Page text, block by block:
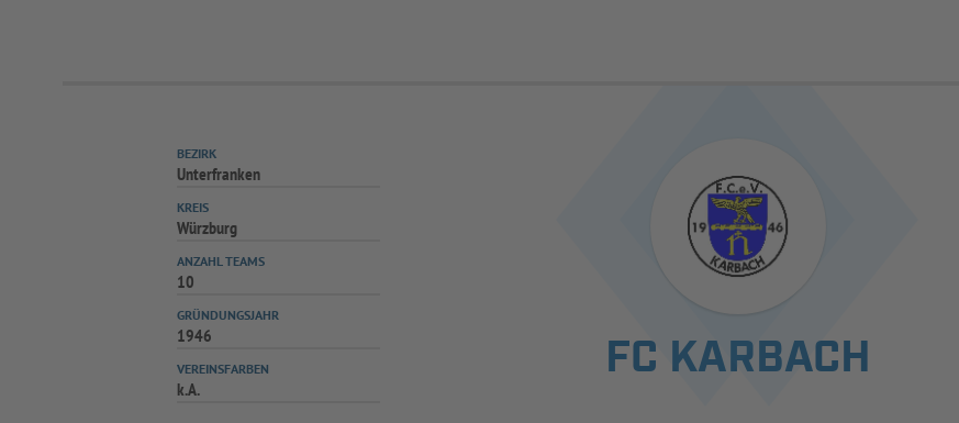
FC KARBACH
BEZIRK
Unterfranken
KREIS
Würzburg
ANZAHL TEAMS
10
GRÜNDUNGSJAHR
1946
VEREINSFARBEN
k.A.